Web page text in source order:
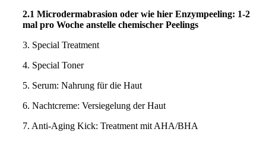
2.1 Microdermabrasion oder wie hier Enzympeeling: 1-2
mal pro Woche anstelle chemischer Peelings
3. Special Treatment
4. Special Toner
5. Serum: Nahrung für die Haut
6. Nachtcreme: Versiegelung der Haut
7. Anti-Aging Kick: Treatment mit AHA/BHA